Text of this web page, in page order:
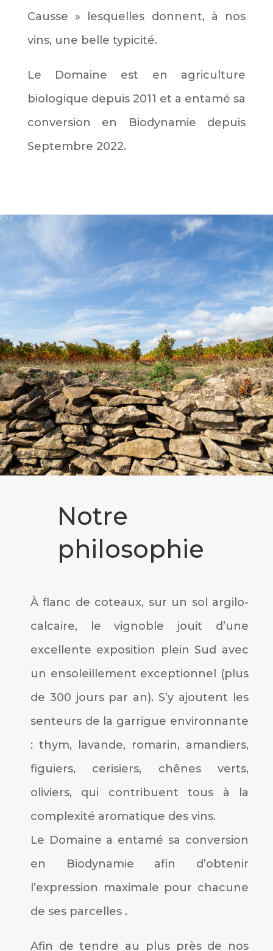
Causse » lesquelles donnent, à nos
vins, une belle typicité.
Le Domaine est en agriculture
biologique depuis 2011 et a entamé sa
conversion en Biodynamie depuis
Septembre 2022.
Notre
philosophie
À flanc de coteaux, sur un sol argilo-
calcaire, le vignoble jouit d’une
excellente exposition plein Sud avec
un ensoleillement exceptionnel (plus
de 300 jours par an). S’y ajoutent les
senteurs de la garrigue environnante
: thym, lavande, romarin, amandiers,
figuiers, cerisiers, chênes verts,
oliviers, qui contribuent tous à la
complexité aromatique des vins.
Le Domaine a entamé sa conversion
en Biodynamie afin d’obtenir
l’expression maximale pour chacune
de ses parcelles .
Afin de tendre au plus près de nos